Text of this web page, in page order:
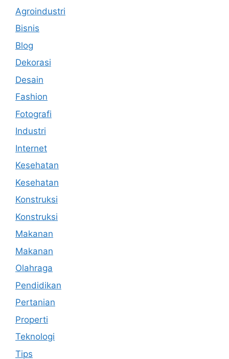
Agroindustri
Bisnis
Blog
Dekorasi
Desain
Fashion
Fotografi
Industri
Internet
Kesehatan
Kesehatan
Konstruksi
Konstruksi
Makanan
Makanan
Olahraga
Pendidikan
Pertanian
Properti
Teknologi
Tips